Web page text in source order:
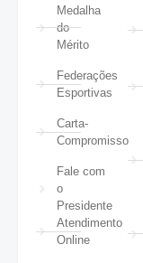
Medalha
do
Mérito
Federações
Esportivas
Carta-
Compromisso
Fale com
o
Presidente
Atendimento
Online